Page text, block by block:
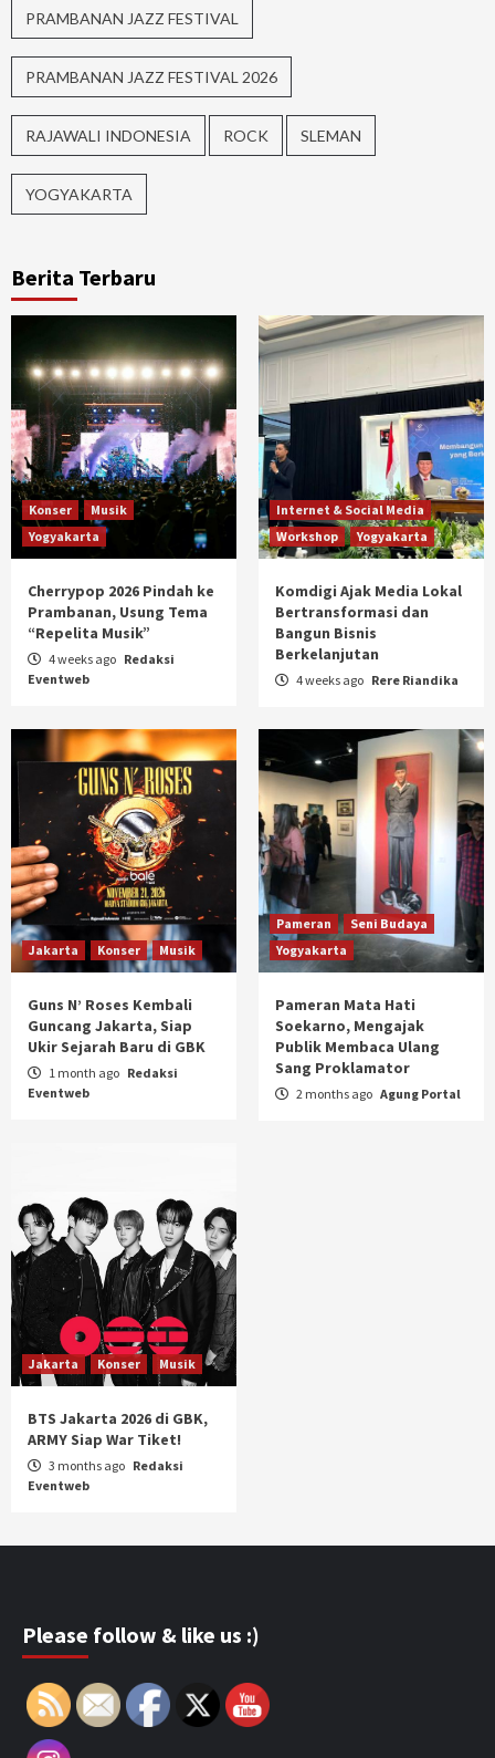
PRAMBANAN JAZZ FESTIVAL
PRAMBANAN JAZZ FESTIVAL 2026
RAJAWALI INDONESIA ROCK SLEMAN
YOGYAKARTA
Berita Terbaru
Konser
Musik
Yogyakarta
Cherrypop 2026 Pindah ke
Prambanan, Usung Tema
“Repelita Musik”
4 weeks ago Redaksi
Eventweb
Internet & Social Media
Workshop
Yogyakarta
Komdigi Ajak Media Lokal
Bertransformasi dan
Bangun Bisnis
Berkelanjutan
4 weeks ago Rere Riandika
Jakarta Konser Musik
Guns N’ Roses Kembali
Guncang Jakarta, Siap
Ukir Sejarah Baru di GBK
1 month ago Redaksi
Eventweb
Pameran
Seni Budaya
Yogyakarta
Pameran Mata Hati
Soekarno, Mengajak
Publik Membaca Ulang
Sang Proklamator
2 months ago Agung Portal
Jakarta Konser Musik
BTS Jakarta 2026 di GBK,
ARMY Siap War Tiket!
3 months ago Redaksi
Eventweb
Please follow & like us :)